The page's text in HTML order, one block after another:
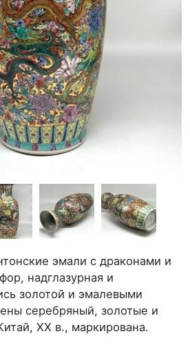
эмали с драконами и
надглазурная и
золотой и эмалевыми
серебряный, золотые и
ХХ в., маркирована.